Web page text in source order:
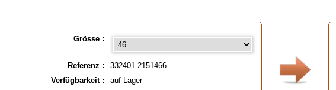
Grösse :
Referenz :
332401 2151466
Verfügbarkeit :
auf Lager